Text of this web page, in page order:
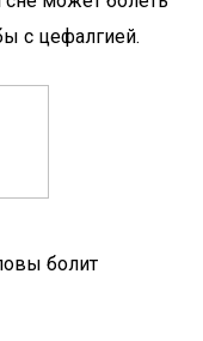
с цефалгией.
болит